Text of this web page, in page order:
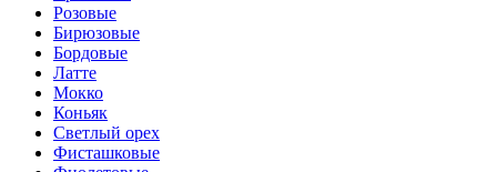
Розовые
Бирюзовые
Бордовые
Латте
Мокко
Коньяк
Светлый орех
Фисташковые